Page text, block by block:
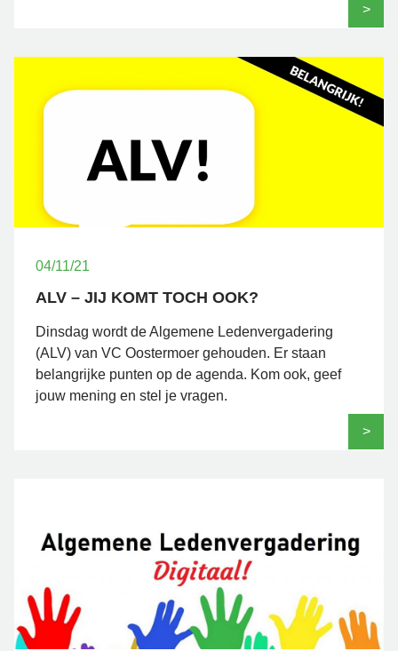
>
04/11/21
ALV – JIJ KOMT TOCH OOK?
Dinsdag wordt de Algemene Ledenvergadering
(ALV) van VC Oostermoer gehouden. Er staan
belangrijke punten op de agenda. Kom ook, geef
jouw mening en stel je vragen.
>